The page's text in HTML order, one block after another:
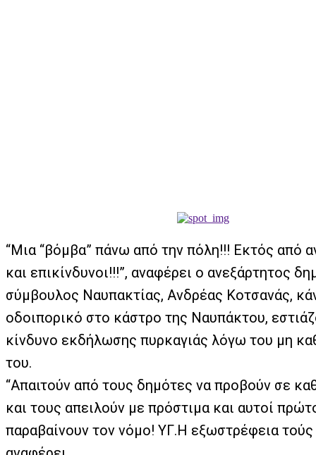
“Μια “βόμβα” πάνω από την πόλη!!! Εκτός από
και επικίνδυνοι!!!”, αναφέρει ο ανεξάρτητος
σύμβουλος Ναυπακτίας, Ανδρέας Κοτσανάς,
οδοιπορικό στο κάστρο της Ναυπάκτου,
κίνδυνο εκδήλωσης πυρκαγιάς λόγω του μη
του.
“Απαιτούν από τους δημότες να προβούν σε
και τους απειλούν με πρόστιμα και αυτοί
παραβαίνουν τον νόμο! ΥΓ.Η εξωστρέφεια τούς